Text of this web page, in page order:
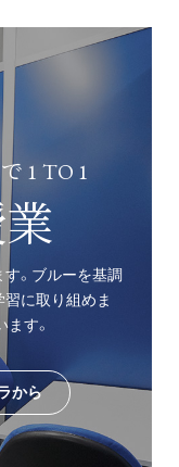
1 TO 1
。ブルーを基調
に取り組めま
す。
から